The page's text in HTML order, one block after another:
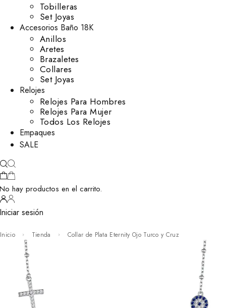
Tobilleras
Set Joyas
Accesorios Baño 18K
Anillos
Aretes
Brazaletes
Collares
Set Joyas
Relojes
Relojes Para Hombres
Relojes Para Mujer
Todos Los Relojes
Empaques
SALE
hay productos en el carrito.
sesión
Inicio Tienda Collar de Plata Eternity Ojo Turco y Cruz